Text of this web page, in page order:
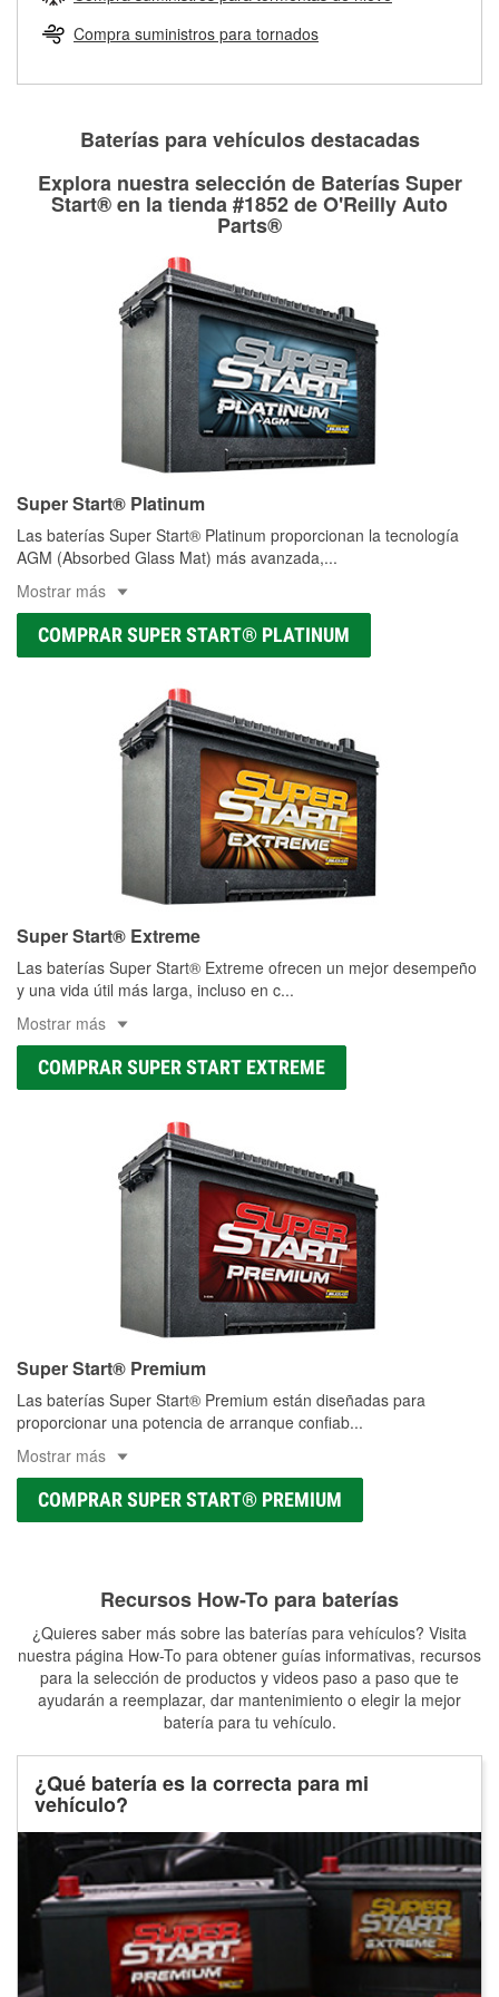
Herramientas de O'Reilly
pueden ser reutilizados, podemos ayudarte a encontrar las
partes de reemplazo correctas para tu reparación.
Rectificación de tambores y discos de freno
Compra suministros para tornados
Baterías para vehículos destacadas
Explora nuestra selección de Baterías Super
Start® en la tienda #1852 de O'Reilly Auto
Parts®
Super Start® Platinum
Las baterías Super Start® Platinum proporcionan la tecnología
AGM (Absorbed Glass Mat) más avanzada,...
Mostrar más
COMPRAR SUPER START® PLATINUM
Super Start® Extreme
Las baterías Super Start® Extreme ofrecen un mejor desempeño
y una vida útil más larga, incluso en c...
Mostrar más
COMPRAR SUPER START EXTREME
Super Start® Premium
Las baterías Super Start® Premium están diseñadas para
proporcionar una potencia de arranque confiab...
Mostrar más
COMPRAR SUPER START® PREMIUM
Recursos How-To para baterías
¿Quieres saber más sobre las baterías para vehículos? Visita
nuestra página How-To para obtener guías informativas, recursos
para la selección de productos y videos paso a paso que te
ayudarán a reemplazar, dar mantenimiento o elegir la mejor
batería para tu vehículo.
¿Qué batería es la correcta para mi
vehículo?